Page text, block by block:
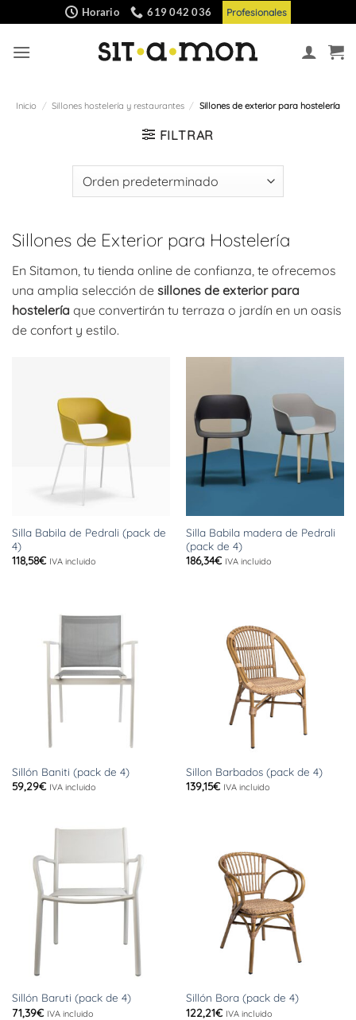
al
contenido
Horario 619 042 036 Profesionales
Inicio / Sillones hostelería y restaurantes / Sillones de exterior para hostelería
FILTRAR
Sillones de Exterior para Hostelería
En Sitamon, tu tienda online de confianza, te ofrecemos
una amplia selección de sillones de exterior para
hostelería que convertirán tu terraza o jardín en un oasis
de confort y estilo.
Silla Babila de Pedrali (pack de
4)
118,58€ IVA incluido
Silla Babila madera de Pedrali
(pack de 4)
186,34€ IVA incluido
Sillón Baniti (pack de 4)
59,29€ IVA incluido
Sillon Barbados (pack de 4)
139,15€ IVA incluido
Sillón Baruti (pack de 4)
71,39€ IVA incluido
Sillón Bora (pack de 4)
122,21€ IVA incluido